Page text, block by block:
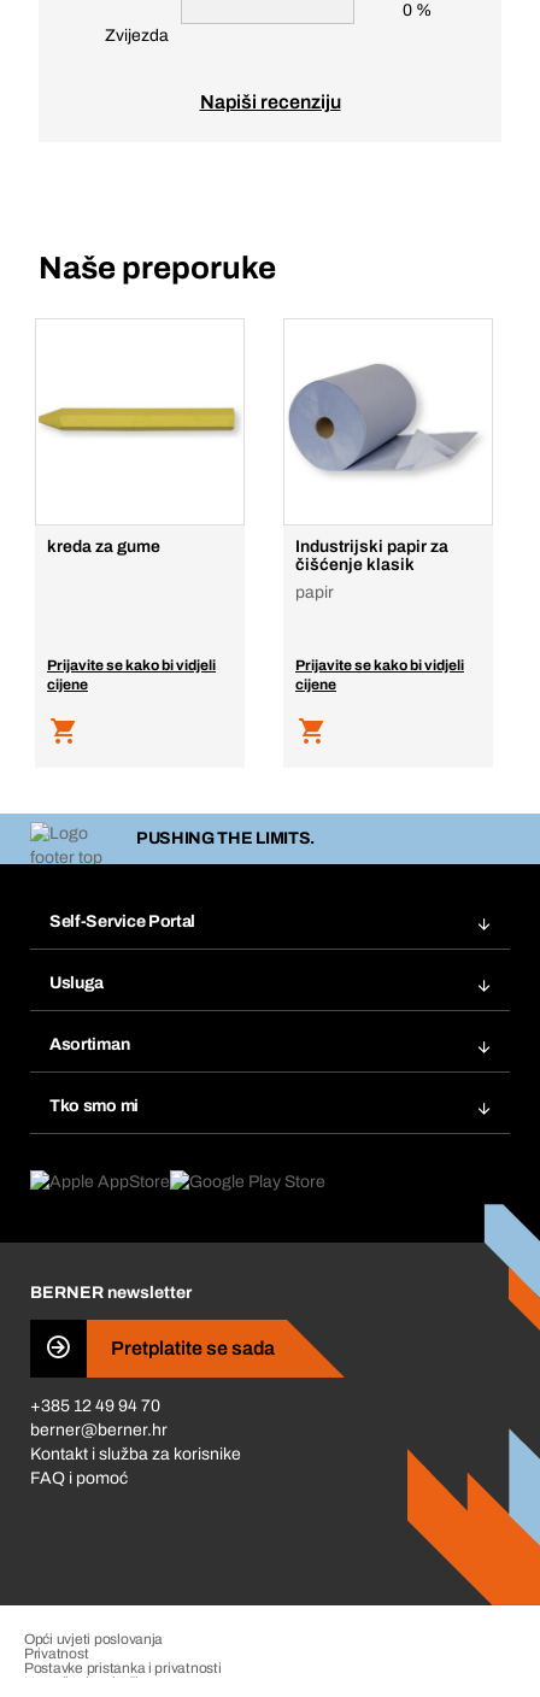
Zvijezda
0 %
Napiši recenziju
Naše preporuke
kreda za gume
Prijavite se kako bi vidjeli
cijene
Industrijski papir za
čišćenje klasik
papir
Prijavite se kako bi vidjeli
cijene
PUSHING THE LIMITS.
Self-Service Portal
Popisi želja
Ponovno naručivanje
Pretplate
Usluga
Tražitelji proizvoda
Asortiman
Tko smo mi
Što nas pokreće
Business Conduct
BERNER newsletter
Pretplatite se sada
+385 12 49 94 70
berner@berner.hr
Kontakt i služba za korisnike
FAQ i pomoć
Opći uvjeti poslovanja
Privatnost
Postavke pristanka i privatnosti
Upravljanje pritužbama